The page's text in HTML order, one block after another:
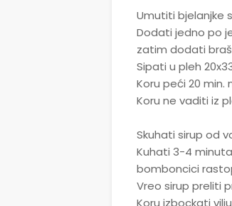
Umutiti bjelanjke
Dodati jedno po
zatim dodati
Sipati u pleh
Koru peći 20 min.
Koru ne vaditi iz
Skuhati sirup od
Kuhati 3-4
bomboncici
Vreo sirup preliti
Koru izbockati